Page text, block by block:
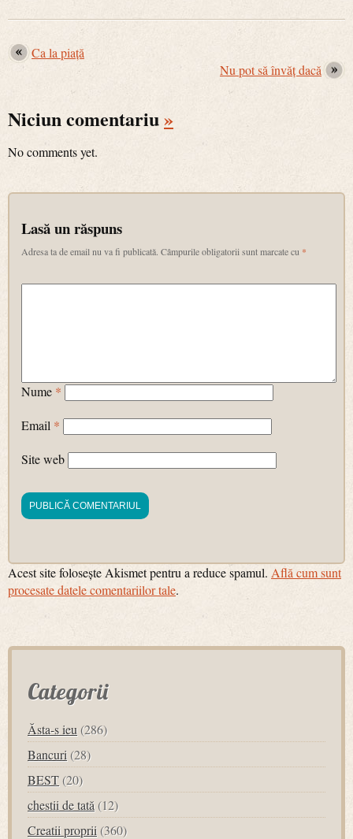
Ca la piață
Nu pot să învăț dacă
Niciun comentariu»
No comments yet.
Lasă un răspuns
Adresa ta de email nu va fi publicată. Câmpurile obligatorii sunt marcate cu *
Nume *
Email *
Site web
Acest site folosește Akismet pentru a reduce spamul. Află cum sunt
procesate datele comentariilor tale.
Categorii
Ăsta-s ieu (286)
Bancuri (28)
BEST (20)
chestii de tată (12)
Creatii proprii (360)